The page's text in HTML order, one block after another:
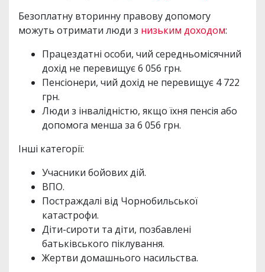
Безоплатну вторинну правову допомогу
можуть отримати люди з низьким доходом:
Працездатні особи, чий середньомісячний
дохід не перевищує 6 056 грн.
Пенсіонери, чий дохід не перевищує 4 722
грн.
Люди з інвалідністю, якщо їхня пенсія або
допомога менша за 6 056 грн.
Інші категорії:
Учасники бойових дій.
ВПО.
Постраждалі від Чорнобильської
катастрофи.
Діти-сироти та діти, позбавлені
батьківського піклування.
Жертви домашнього насильства.